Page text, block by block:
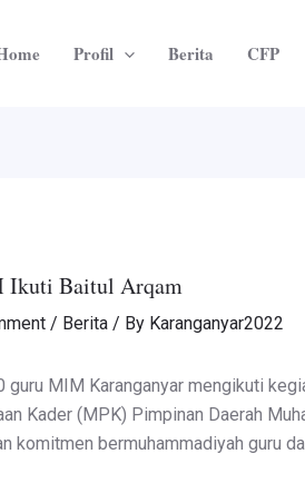
Profil Berita CFP
Ikuti Baitul Arqam
/ Berita/ By Karanganyar2022
guru MIM Karanganyar mengikuti
Kader (MPK) Pimpinan Daerah
komitmen bermuhammadiyah guru